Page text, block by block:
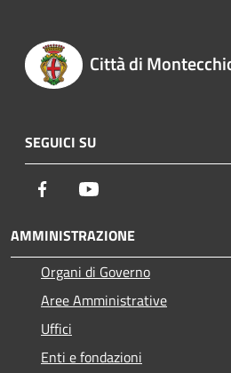
Città di
SEGUICI SU
Facebook
AMMINISTRAZIONE
Organi di Governo
Aree Amministrative
Uffici
Enti e fondazioni